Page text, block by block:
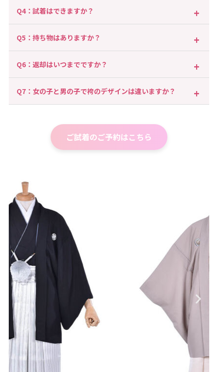
で無料でご対応しています。混み合うためお早めのご予約を
おすすめします。
Q4：試着はできますか？
はLINE相談でのお写真確認も可能です。
Q5：持ち物はありますか？
れるもののみご準備をお願いしております。
Q6：返却はいつまでですか？
しており、送料のみ別途頂戴いたします。
Q7：女の子と男の子で袴のデザインは違いますか？
ご用意しています。ご試着のご予約はこちら